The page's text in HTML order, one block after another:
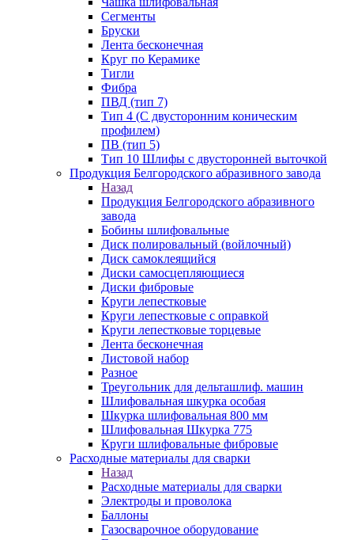
Сегменты
Бруски
Лента бесконечная
Круг по Керамике
Тигли
Фибра
ПВД (тип 7)
Тип 4 (С двусторонним коническим
профилем)
ПВ (тип 5)
Тип 10 Шлифы с двусторонней выточкой
Продукция Белгородского абразивного завода
Назад
Продукция Белгородского абразивного
завода
Бобины шлифовальные
Диск полировальный (войлочный)
Диск самоклеящийся
Диски самосцепляющиеся
Диски фибровые
Круги лепестковые
Круги лепестковые с оправкой
Круги лепестковые торцевые
Лента бесконечная
Листовой набор
Разное
Треугольник для дельташлиф. машин
Шлифовальная шкурка особая
Шкурка шлифовальная 800 мм
Шлифовальная Шкурка 775
Круги шлифовальные фибровые
Расходные материалы для сварки
Назад
Расходные материалы для сварки
Электроды и проволока
Баллоны
Газосварочное оборудование